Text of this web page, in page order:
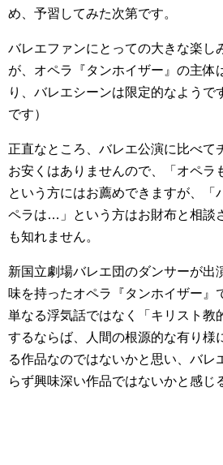
め、予習してみた次第です。
バレエファンにとっての大きな楽し
が、オペラ『タンホイザー』の主体
り、バレエシーンは限定的なようで
です）
正直なところ、バレエ公演に比べて
お安くはありませんので、「オペラ
という方にはお薦めできますが、「
ペラは…」という方はお財布と相談
も知れません。
新国立劇場バレエ団のダンサーが出
味を持ったオペラ『タンホイザー』
単なる浮気話ではなく「キリスト教
するならば、人間の根源的な有り様
る作品なのではないかと思い、バレ
らず興味深い作品ではないかと感じ